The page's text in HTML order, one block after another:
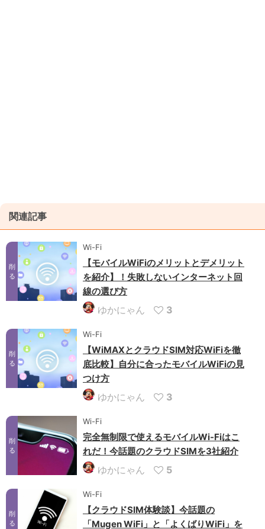
関連記事
削
る
Wi-Fi
【モバイルWiFiのメリットとデメリット
を紹介】！失敗しないインターネット回
線の選び方
ゆかにゃん 3
削
る
Wi-Fi
【WiMAXとクラウドSIM対応WiFiを徹
底比較】自分に合ったモバイルWiFiの見
つけ方
ゆかにゃん 3
削
る
Wi-Fi
完全無制限で使えるモバイルWi-Fiはこ
れだ！今話題のクラウドSIMを3社紹介
ゆかにゃん 5
削
る
Wi-Fi
【クラウドSIM体験談】今話題の
「Mugen WiFi」と「よくばりWiFi」を